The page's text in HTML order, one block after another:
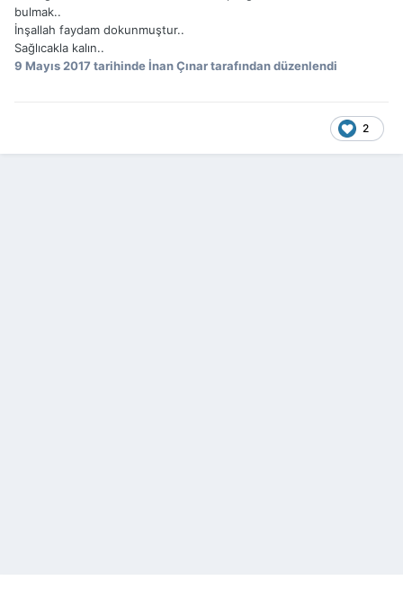
bulmak..
İnşallah faydam dokunmuştur..
Sağlıcakla kalın..
9 Mayıs 2017 tarihinde İnan Çınar tarafından düzenlendi
2